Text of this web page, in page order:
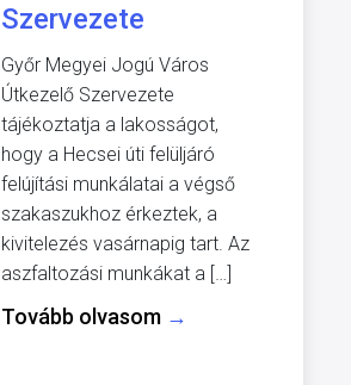
Szervezete
Győr Megyei Jogú Város
Útkezelő Szervezete
tájékoztatja a lakosságot,
hogy a Hecsei úti felüljáró
felújítási munkálatai a végső
szakaszukhoz érkeztek, a
kivitelezés vasárnapig tart. Az
aszfaltozási munkákat a […]
Tovább olvasom →